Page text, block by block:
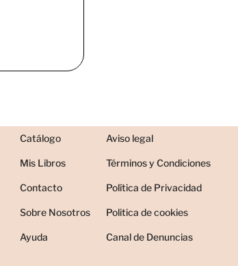
Catálogo
Mis Libros
Contacto
Sobre Nosotros
Ayuda
Aviso legal
Términos y Condiciones
Política de Privacidad
Politica de cookies
Canal de Denuncias